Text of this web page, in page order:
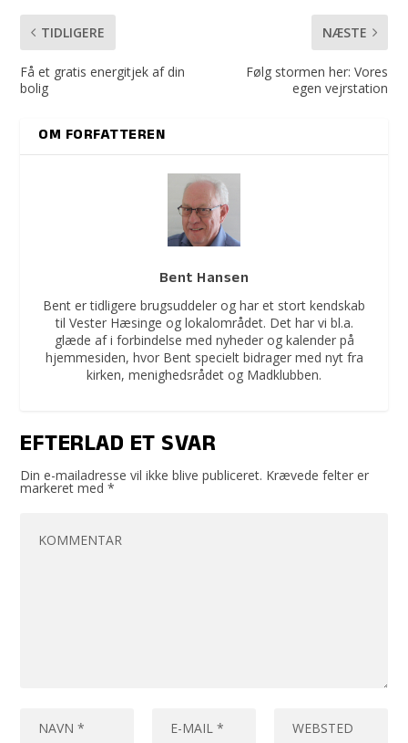
TIDLIGERE
Få et gratis energitjek af din
bolig
NÆSTE
Følg stormen her: Vores
egen vejrstation
OM FORFATTEREN
Bent Hansen
Bent er tidligere brugsuddeler og har et stort kendskab
til Vester Hæsinge og lokalområdet. Det har vi bl.a.
glæde af i forbindelse med nyheder og kalender på
hjemmesiden, hvor Bent specielt bidrager med nyt fra
kirken, menighedsrådet og Madklubben.
EFTERLAD ET SVAR
Din e-mailadresse vil ikke blive publiceret. Krævede felter er
markeret med*